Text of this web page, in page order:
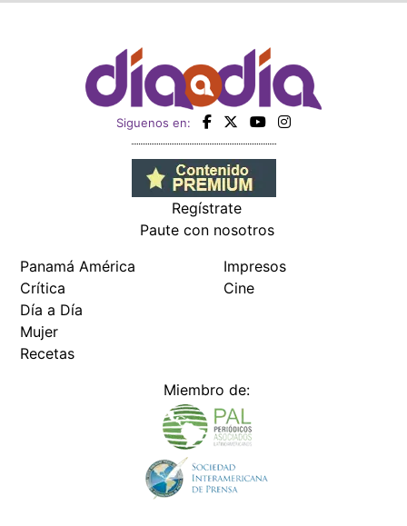
Siguenos en:
Regístrate
Paute con nosotros
Panamá América
Crítica
Día a Día
Mujer
Recetas
Impresos
Cine
Miembro de: